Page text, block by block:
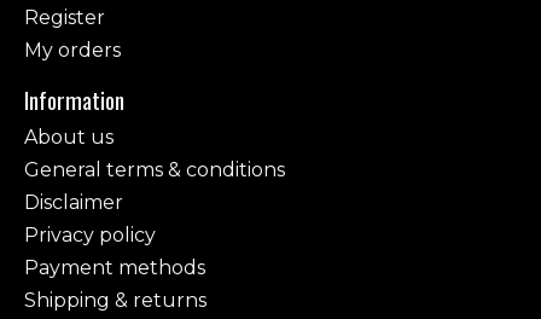
Register
My orders
Information
About us
General terms & conditions
Disclaimer
Privacy policy
Payment methods
Shipping & returns